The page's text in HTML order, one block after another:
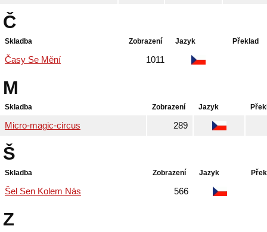
Č
Skladba Zobrazení Jazyk Překlad
Časy Se Mění 1011
M
Skladba Zobrazení Jazyk
Micro-magic-circus 289
Š
Skladba Zobrazení Jazyk
Šel Sen Kolem Nás 566
Z